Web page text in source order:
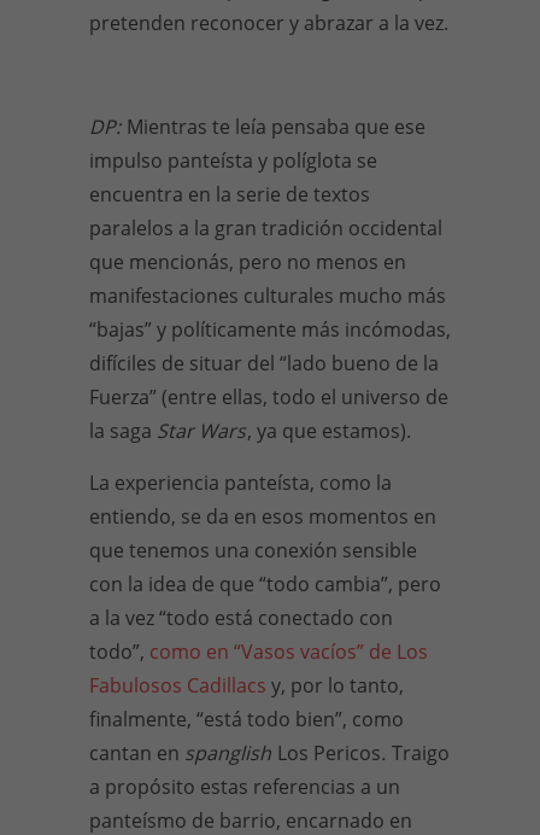
pretenden reconocer y abrazar a la vez.
DP: Mientras te leía pensaba que ese
impulso panteísta y políglota se
encuentra en la serie de textos
paralelos a la gran tradición occidental
que mencionás, pero no menos en
manifestaciones culturales mucho más
“bajas” y políticamente más incómodas,
difíciles de situar del “lado bueno de la
Fuerza” (entre ellas, todo el universo de
la saga Star Wars, ya que estamos).
La experiencia panteísta, como la
entiendo, se da en esos momentos en
que tenemos una conexión sensible
con la idea de que “todo cambia”, pero
a la vez “todo está conectado con
todo”, como en “Vasos vacíos” de Los
Fabulosos Cadillacs y, por lo tanto,
finalmente, “está todo bien”, como
cantan en spanglish Los Pericos. Traigo
a propósito estas referencias a un
panteísmo de barrio, encarnado en